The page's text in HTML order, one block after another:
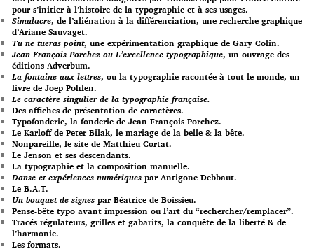
pour s’initier à l’histoire de la typographie et à ses usages.
Simulacre, de l’aliénation à la différenciation, une recherche graphique
d’Ariane Sauvaget.
Tu ne tueras point, une expérimentation graphique de Gary Colin.
Jean François Porchez ou L’excellence typographique, un ouvrage des
éditions Adverbum.
La fontaine aux lettres, ou la typographie racontée à tout le monde, un
livre de Joep Pohlen.
Le caractère singulier de la typographie française.
Des affiches de présentation de caractères.
Typofonderie, la fonderie de Jean François Porchez.
Le Karloff de Peter Bilak, le mariage de la belle & la bête.
Nonpareille, le site de Matthieu Cortat.
Le Jenson et ses descendants.
La typographie et la composition manuelle.
Danse et expériences numériques par Antigone Debbaut.
Le B.A.T.
Un bouquet de signes par Béatrice de Boissieu.
Pense-bête typo avant impression ou l’art du “rechercher/remplacer”.
Tracés régulateurs, grilles et gabarits, la conquête de la liberté & de
l’harmonie.
Les formats.